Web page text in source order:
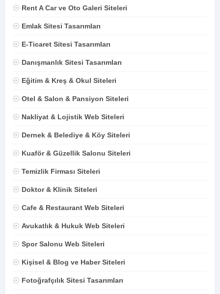
Rent A Car ve Oto Galeri Siteleri
Emlak Sitesi Tasarımları
E-Ticaret Sitesi Tasarımları
Danışmanlık Sitesi Tasarımları
Eğitim & Kreş & Okul Siteleri
Otel & Salon & Pansiyon Siteleri
Nakliyat & Lojistik Web Siteleri
Dernek & Belediye & Köy Siteleri
Kuaför & Güzellik Salonu Siteleri
Temizlik Firması Siteleri
Doktor & Klinik Siteleri
Cafe & Restaurant Web Siteleri
Avukatlık & Hukuk Web Siteleri
Spor Salonu Web Siteleri
Kişisel & Blog ve Haber Siteleri
Fotoğrafçılık Sitesi Tasarımları